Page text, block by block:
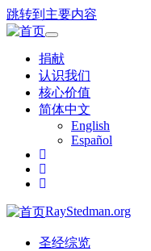
跳转到主要内容
Toggle
navigation
捐献
认识我们
核心价值
简体中文
English
Español
RayStedman.org
圣经综览